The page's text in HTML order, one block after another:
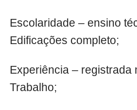
Escolaridade – ensino
Edificações completo;
Experiência – registrada
Trabalho;